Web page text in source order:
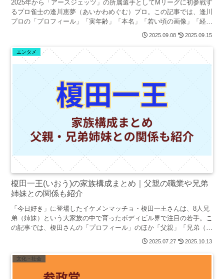
2025年から「アースジェッツ」の所属選手としてMリーグに初参戦す
るプロ雀士の逢川恵夢（あいかわめぐむ）プロ。この記事では、逢川
プロの「プロフィール」「実年齢」「本名」「若い頃の画像」「経歴
や学歴」「貧乏エピソード」「結婚や彼氏」についてまとめました。
2025.09.08 2025.09.15
エンタメ
榎田一王(いおう)の家族構成まとめ｜父親の職業や兄弟
姉妹との関係も紹介
「今日好き」に登場したイケメンマッチョ・榎田一王さんは、8人兄
弟（姉妹）という大家族の中で育ったボディビル界で注目の若手。こ
の記事では、榎田さんの「プロフィール」のほか「父親」「兄弟（姉
妹）の名前や年齢順プロフィール」についてわかりやすくまとめまし
2025.07.27 2025.10.13
文化・社会